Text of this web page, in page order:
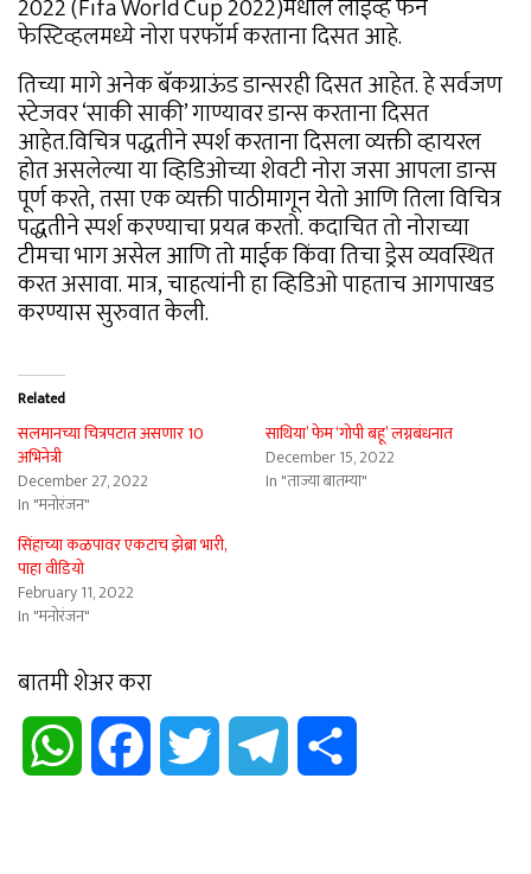
2022 (Fifa World Cup 2022)मधील लाईव्ह फॅन
फेस्टिव्हलमध्ये नोरा परफॉर्म करताना दिसत आहे.
तिच्या मागे अनेक बॅकग्राऊंड डान्सरही दिसत आहेत. हे सर्वजण
स्टेजवर ‘साकी साकी’ गाण्यावर डान्स करताना दिसत
आहेत.विचित्र पद्धतीने स्पर्श करताना दिसला व्यक्ती व्हायरल
होत असलेल्या या व्हिडिओच्या शेवटी नोरा जसा आपला डान्स
पूर्ण करते, तसा एक व्यक्ती पाठीमागून येतो आणि तिला विचित्र
पद्धतीने स्पर्श करण्याचा प्रयत्न करतो. कदाचित तो नोराच्या
टीमचा भाग असेल आणि तो माईक किंवा तिचा ड्रेस व्यवस्थित
करत असावा. मात्र, चाहत्यांनी हा व्हिडिओ पाहताच आगपाखड
करण्यास सुरुवात केली.
Related
सलमानच्या चित्रपटात असणार 10
अभिनेत्री
December 27, 2022
In "मनोरंजन"
साथिया’ फेम ‘गोपी बहू’ लग्नबंधनात
December 15, 2022
In "ताज्या बातम्या"
सिंहाच्या कळपावर एकटाच झेब्रा भारी,
पाहा वीडियो
February 11, 2022
In "मनोरंजन"
बातमी शेअर करा
WhatsApp Facebook Twitter Telegram